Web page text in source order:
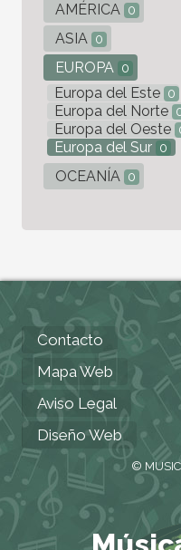
AMÉRICA 0
ASIA 0
EUROPA 0
Europa del Este 0
Europa del Norte
Europa del Oeste
Europa del Sur 0
OCEANÍA 0
Contacto
Mapa Web
Aviso Legal
Diseño Web
©